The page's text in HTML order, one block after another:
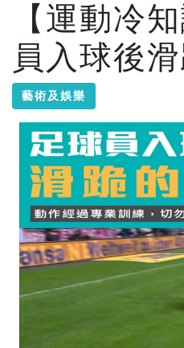
【運動冷
員入球後
藝術及娛樂